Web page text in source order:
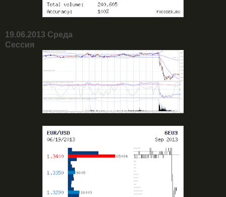
19.06.2013 Среда
Сессия